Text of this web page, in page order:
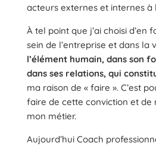
acteurs externes et internes à
À tel point que j’ai choisi d’en
sein de l’entreprise et dans la
l’élément humain, dans son
dans ses relations, qui
ma raison de « faire ». C’est
faire de cette conviction et de
mon métier.
Aujourd’hui Coach